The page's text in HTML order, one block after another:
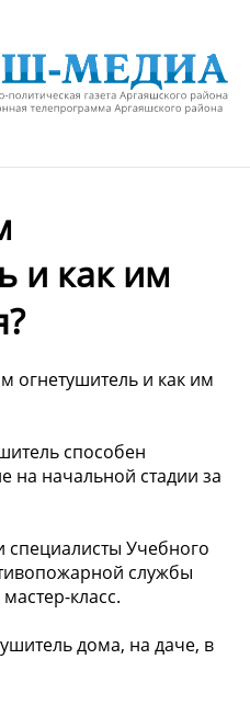
и как им
огнетушитель и как им
способен
на начальной стадии за
Учебного
службы
класс.
дома, на даче, в